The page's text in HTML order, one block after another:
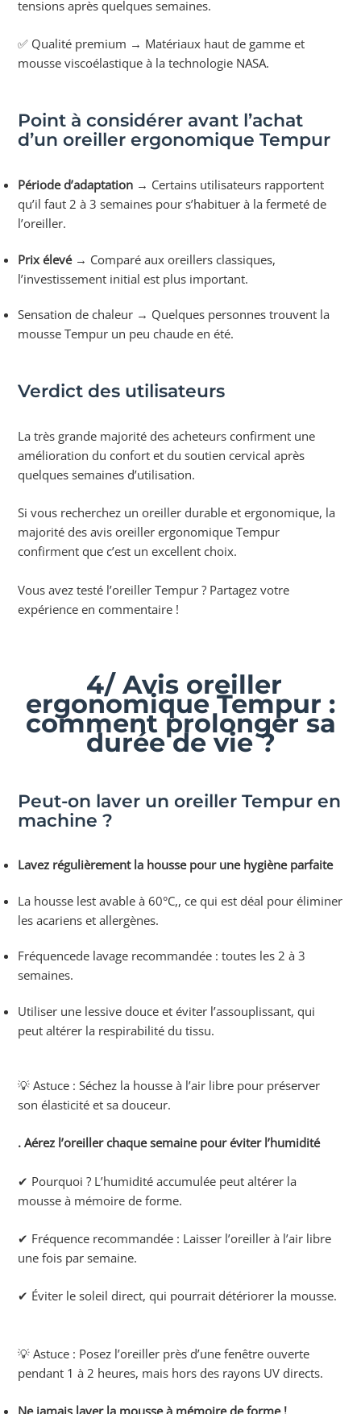
tensions après quelques semaines.
✅ Qualité premium → Matériaux haut de gamme et
mousse viscoélastique à la technologie NASA.
Point à considérer avant l’achat
d’un oreiller ergonomique Tempur
Période d’adaptation → Certains utilisateurs rapportent
qu’il faut 2 à 3 semaines pour s’habituer à la fermeté de
l’oreiller.
Prix élevé → Comparé aux oreillers classiques,
l’investissement initial est plus important.
Sensation de chaleur → Quelques personnes trouvent la
mousse Tempur un peu chaude en été.
Verdict des utilisateurs
La très grande majorité des acheteurs confirment une
amélioration du confort et du soutien cervical après
quelques semaines d’utilisation.
Si vous recherchez un oreiller durable et ergonomique, la
majorité des avis oreiller ergonomique Tempur
confirment que c’est un excellent choix.
Vous avez testé l’oreiller Tempur ? Partagez votre
expérience en commentaire !
4/ Avis oreiller
ergonomique Tempur :
comment prolonger sa
durée de vie ?
Peut-on laver un oreiller Tempur en
machine ?
Lavez régulièrement la housse pour une hygiène parfaite
La housse lest avable à 60°C,, ce qui est déal pour éliminer
les acariens et allergènes.
Fréquencede lavage recommandée : toutes les 2 à 3
semaines.
Utiliser une lessive douce et éviter l’assouplissant, qui
peut altérer la respirabilité du tissu.
💡 Astuce : Séchez la housse à l’air libre pour préserver
son élasticité et sa douceur.
. Aérez l’oreiller chaque semaine pour éviter l’humidité
✔ Pourquoi ? L’humidité accumulée peut altérer la
mousse à mémoire de forme.
✔ Fréquence recommandée : Laisser l’oreiller à l’air libre
une fois par semaine.
✔ Éviter le soleil direct, qui pourrait détériorer la mousse.
💡 Astuce : Posez l’oreiller près d’une fenêtre ouverte
pendant 1 à 2 heures, mais hors des rayons UV directs.